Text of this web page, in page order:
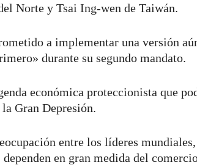
Norte y Tsai Ing-wen de Taiwán.
a implementar una versión
durante su segundo mandato.
económica proteccionista que
Gran Depresión.
entre los líderes
en gran medida del